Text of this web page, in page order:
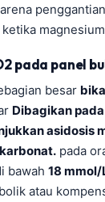
pada panel
besar
Dibagikan
asidosis
pada
bawah 18 mmol/
atau